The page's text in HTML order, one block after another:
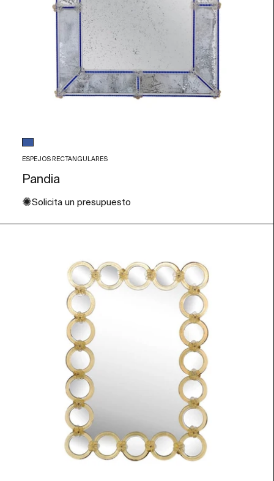
Color de Cristal
Azul
ESPEJOS RECTANGULARES
Pandia
✺Solicita un presupuesto